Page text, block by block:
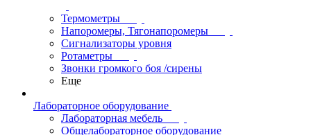
Термометры
Напоромеры, Тягонапоромеры
Сигнализаторы уровня
Ротаметры
Звонки громкого боя /сирены
Еще
Лабораторное оборудование
Лабораторная мебель
Общелабораторное оборудование